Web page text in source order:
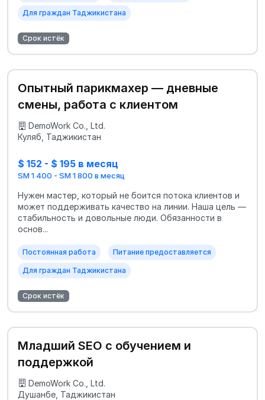
Для граждан Таджикистана
Срок истёк
Опытный парикмахер — дневные
смены, работа с клиентом
DemoWork Co., Ltd.
Куляб, Таджикистан
$ 152 - $ 195 в месяц
SM 1 400 - SM 1 800 в месяц
Нужен мастер, который не боится потока клиентов и
может поддерживать качество на линии. Наша цель —
стабильность и довольные люди. Обязанности в
основ...
Постоянная работа Питание предоставляется
Для граждан Таджикистана
Срок истёк
Младший SEO с обучением и
поддержкой
DemoWork Co., Ltd.
Душанбе, Таджикистан